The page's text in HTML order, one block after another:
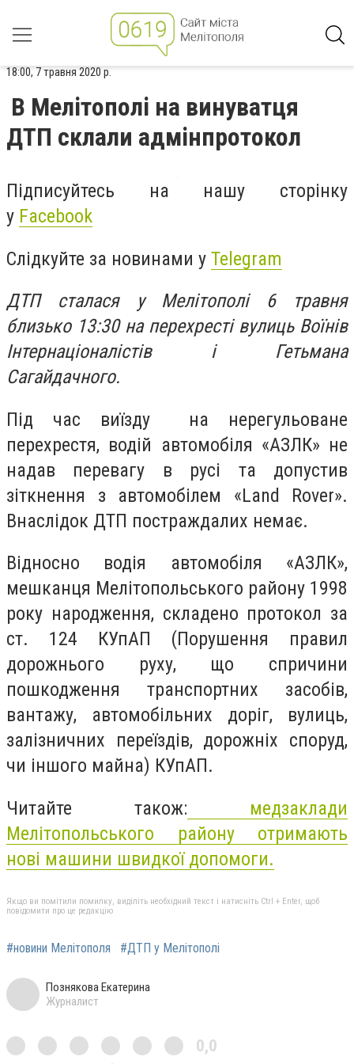
18:00, 7 травня 2020 р.
В Мелітополі на винуватця
ДТП склали адмінпротокол
Підписуйтесь на нашу сторінку
у Facebook
Слідкуйте за новинами у Telegram
ДТП сталася у Мелітополі 6 травня
близько 13:30 на перехресті вулиць Воїнів
Інтернаціоналістів і Гетьмана
Сагайдачного.
Під час виїзду на нерегульоване
перехрестя, водій автомобіля «АЗЛК» не
надав перевагу в русі та допустив
зіткнення з автомобілем «Land Rover».
Внаслідок ДТП постраждалих немає.
Відносно водія автомобіля «АЗЛК»,
мешканця Мелітопольського району 1998
року народження, складено протокол за
ст. 124 КУпАП (Порушення правил
дорожнього руху, що спричини
пошкодження транспортних засобів,
вантажу, автомобільних доріг, вулиць,
залізничних переїздів, дорожніх споруд,
чи іншого майна) КУпАП.
Читайте також: медзаклади
Мелітопольського району отримають
нові машини швидкої допомоги.
Якщо ви помітили помилку, виділіть необхідний текст і натисніть Ctrl + Enter, щоб
повідомити про це редакцію
#новини Мелітополя #ДТП у Мелітополі
Познякова Екатерина
Журналист
0,0